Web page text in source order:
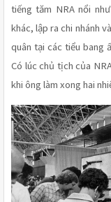
tiếng tăm NRA nổi
khác, lập ra chi nhánh
quân tại các tiểu bang
Có lúc chủ tịch của
khi ông làm xong hai